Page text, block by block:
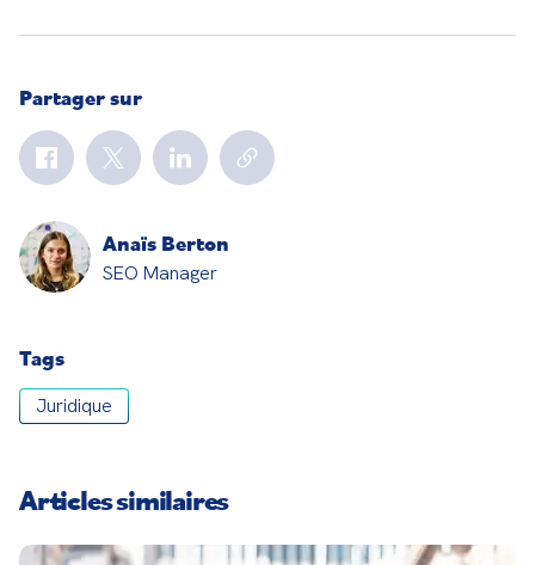
Partager sur
Anaïs Berton
SEO Manager
Tags
Juridique
Articles similaires